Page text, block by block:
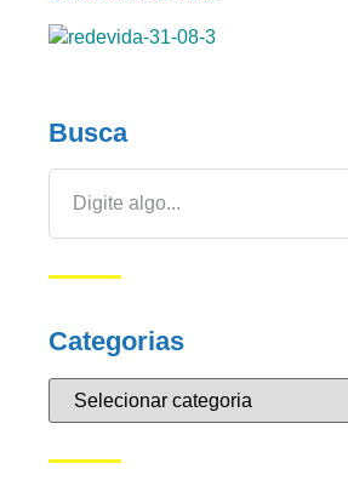
Busca
Categorias